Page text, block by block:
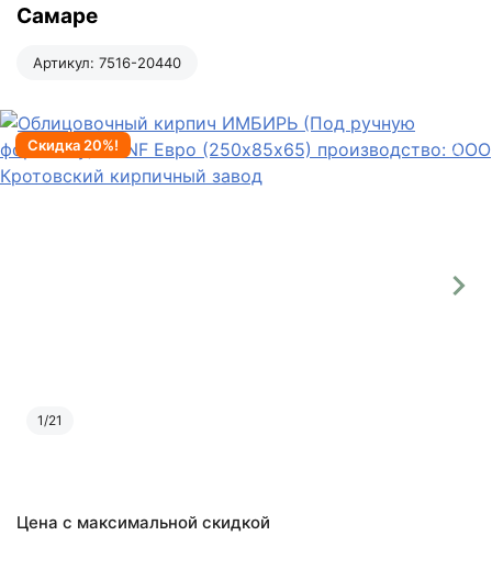
Самаре
Артикул: 7516-20440
Скидка 20%!
1/21
Цена с максимальной скидкой